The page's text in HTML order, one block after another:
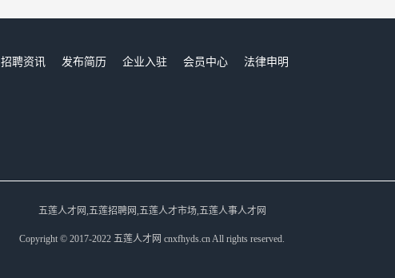
招聘资讯 发布简历 企业入驻 会员中心
法律申明
五莲人才网,五莲招聘网,五莲人才市场,五莲人事人才网
Copyright © 2017-2022 五莲人才网 cnxfhyds.cn All rights reserved.